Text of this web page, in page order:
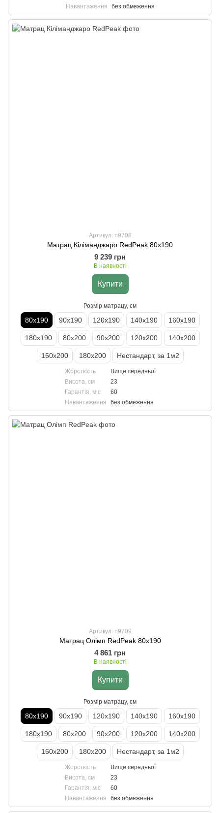
Навантаження
без обмеження
Артикул: n9708
Матрац Кіліманджаро RedPeak 80х190
9 239 грн
В наявності
Купити
Розмір матрацу, см
80х190 90х190 120х190 140х190 160х190
180х190 80х200 90х200 120х200 140х200
160х200 180х200 Нестандарт, за 1м2
Жорсткість
Вище середньої
Висота, см
23
Гарантія, міс
60
Навантаження
без обмеження
Артикул: n9709
Матрац Олімп RedPeak 80х190
4 861 грн
В наявності
Купити
Розмір матрацу, см
80х190 90х190 120х190 140х190 160х190
180х190 80х200 90х200 120х200 140х200
160х200 180х200 Нестандарт, за 1м2
Жорсткість
Вище середньої
Висота, см
23
Гарантія, міс
60
Навантаження
без обмеження